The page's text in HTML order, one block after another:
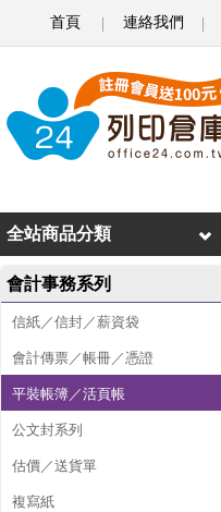
首頁 連絡我們
裝
帳
／
活
頁
帳
全站商品分類
會計事務系列
信紙／信封／薪資袋
會計傳票／帳冊／憑證
平裝帳簿／活頁帳
公文封系列
估價／送貨單
複寫紙